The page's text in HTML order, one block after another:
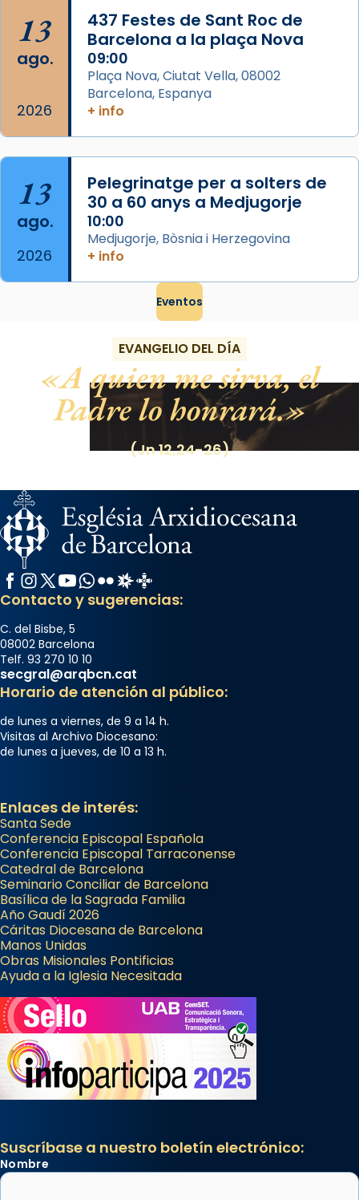
View on Facebook · Share
13
ago.
2026
437 Festes de Sant Roc de
Barcelona a la plaça Nova
09:00
Plaça Nova, Ciutat Vella, 08002
Barcelona, Espanya
+ info
13
ago.
2026
Pelegrinatge per a solters de
30 a 60 anys a Medjugorje
10:00
Medjugorje, Bòsnia i Herzegovina
+ info
Eventos
EVANGELIO DEL DÍA
A quien me sirva, el
Padre lo honrará.
(Jn 12,24-26)
Facebook
Instagram
X / Twitter
YouTube
WhatsApp
FlickrRadio Estel
Catalunya Cristiana
Contacto y sugerencias:
C. del Bisbe, 5
08002 Barcelona
Telf. 93 270 10 10
secgral@arqbcn.cat
Horario de atención al público:
de lunes a viernes, de 9 a 14 h.
Visitas al Archivo Diocesano:
de lunes a jueves, de 10 a 13 h.
Enlaces de interés:
Santa Sede
Conferencia Episcopal Española
Conferencia Episcopal Tarraconense
Catedral de Barcelona
Seminario Conciliar de Barcelona
Basílica de la Sagrada Familia
Año Gaudí 2026
Cáritas Diocesana de Barcelona
Manos Unidas
Obras Misionales Pontificias
Ayuda a la Iglesia Necesitada
Suscríbase a nuestro boletín electrónico:
Nombre